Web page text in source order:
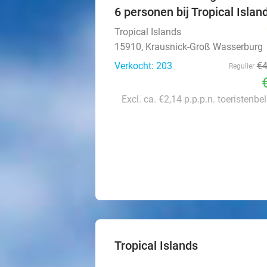
6 personen bij Tropical
Tropical Islands
15910, Krausnick-Groß Wasserburg
Verkocht: 203
Regulier
Excl. ca. €2,14 p.p.p.n.
Tropical Islands